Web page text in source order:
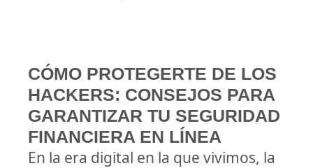
CÓMO PROTEGERTE DE LOS
HACKERS: CONSEJOS PARA
GARANTIZAR TU SEGURIDAD
FINANCIERA EN LÍNEA
En la era digital en la que vivimos, la